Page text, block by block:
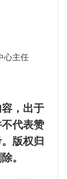
心主任
，出于
代表赞
版权归
。